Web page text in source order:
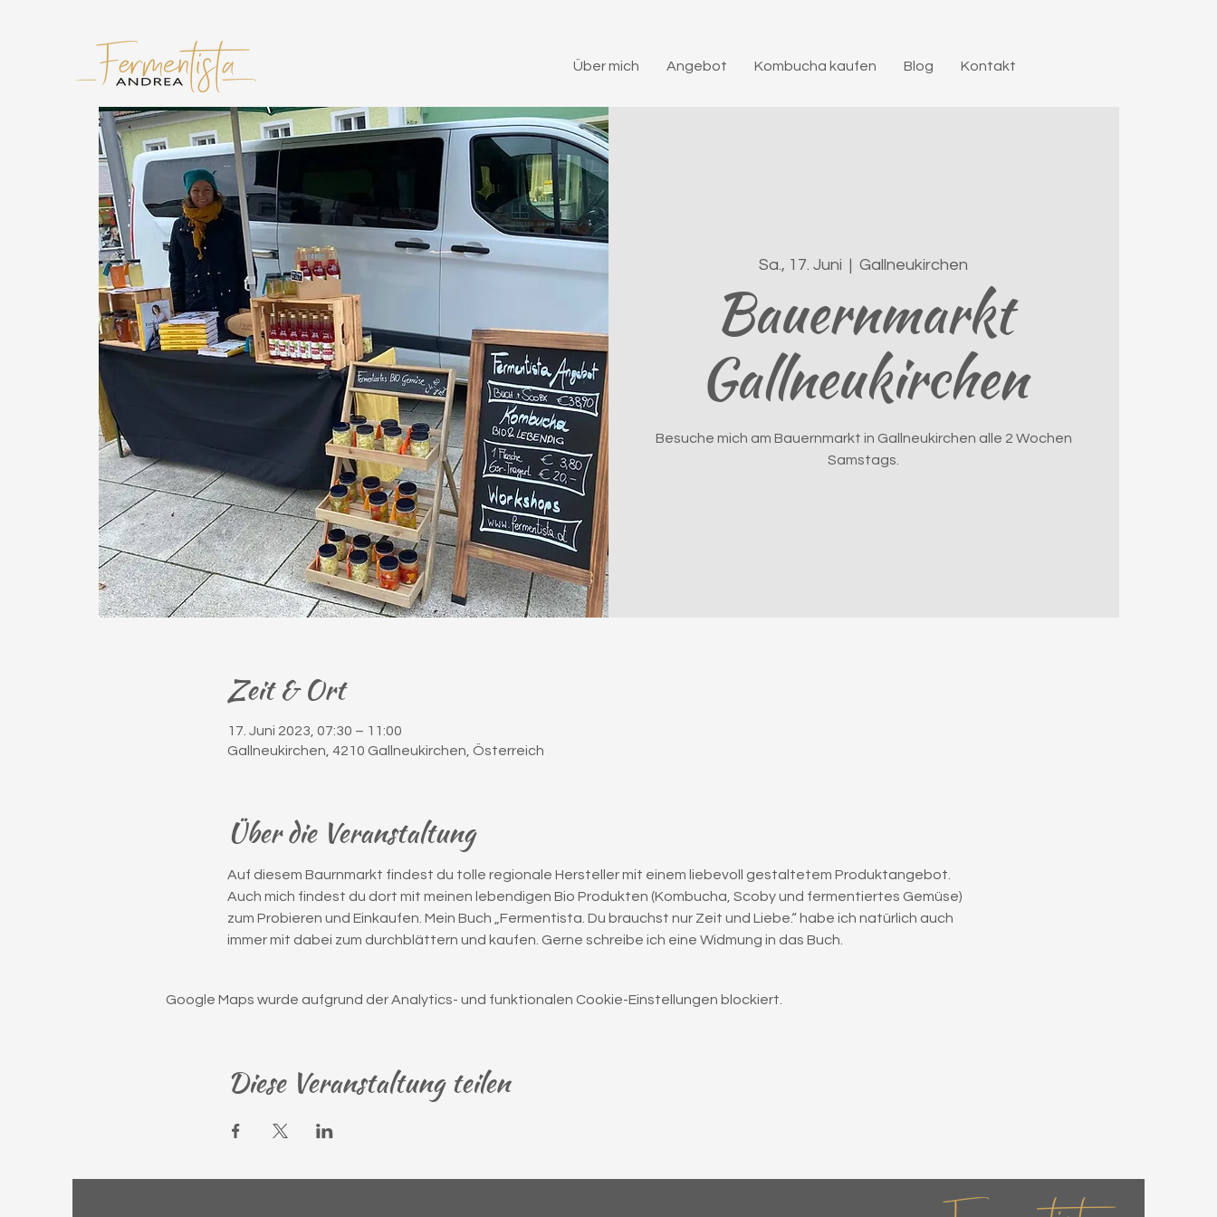
Über mich Angebot Kombucha kaufen Blog Kontakt
Sa., 17. Juni
  |
Gallneukirchen
Bauernmarkt
Gallneukirchen
Besuche mich am Bauernmarkt in Gallneukirchen alle 2 Wochen
Samstags.
Zeit & Ort
17. Juni 2023, 07:30 – 11:00
Gallneukirchen, 4210 Gallneukirchen, Österreich
Über die Veranstaltung
Auf diesem Baurnmarkt findest du tolle regionale Hersteller mit einem liebevoll gestaltetem Produktangebot.
Auch mich findest du dort mit meinen lebendigen Bio Produkten (Kombucha, Scoby und fermentiertes Gemüse)
zum Probieren und Einkaufen. Mein Buch „Fermentista. Du brauchst nur Zeit und Liebe.“ habe ich natürlich auch
immer mit dabei zum durchblättern und kaufen. Gerne schreibe ich eine Widmung in das Buch.
Google Maps wurde aufgrund der Analytics- und funktionalen Cookie-Einstellungen blockiert.
Diese Veranstaltung teilen